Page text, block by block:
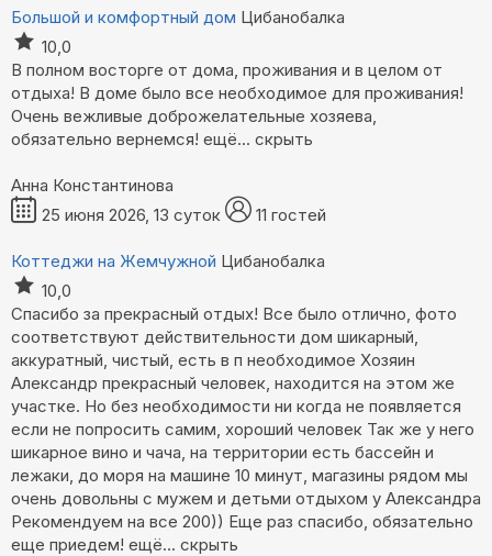
Большой и комфортный дом Цибанобалка
10,0
В полном восторге от дома, проживания и в целом от
отдыха! В доме было все необходимое для проживания!
Очень вежливые доброжелательные хозяева,
обязательно вернемся! ещё... скрыть
Анна Константинова
25 июня 2026, 13 суток
11 гостей
Коттеджи на Жемчужной Цибанобалка
10,0
Спасибо за прекрасный отдых! Все было отлично, фото
соответствуют действительности дом шикарный,
аккуратный, чистый, есть в п необходимое Хозяин
Александр прекрасный человек, находится на этом же
участке. Но без необходимости ни когда не появляется
если не попросить самим, хороший человек Так же у него
шикарное вино и чача, на территории есть бассейн и
лежаки, до моря на машине 10 минут, магазины рядом мы
очень довольны с мужем и детьми отдыхом у Александра
Рекомендуем на все 200)) Еще раз спасибо, обязательно
еще приедем! ещё... скрыть